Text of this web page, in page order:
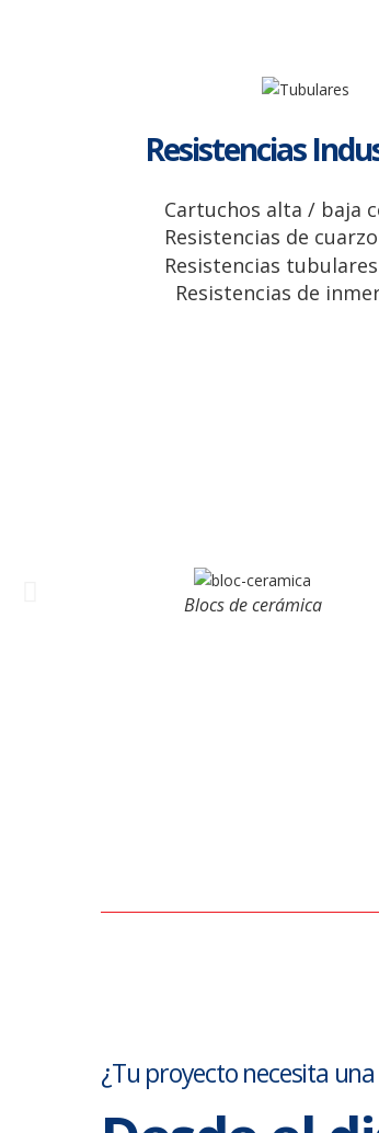
Resistencias
Cartuchos alta / baja
Resistencias de cuarzo
Resistencias tubulares
Resistencias de
Blocs de cerámica
¿Tu proyecto necesita